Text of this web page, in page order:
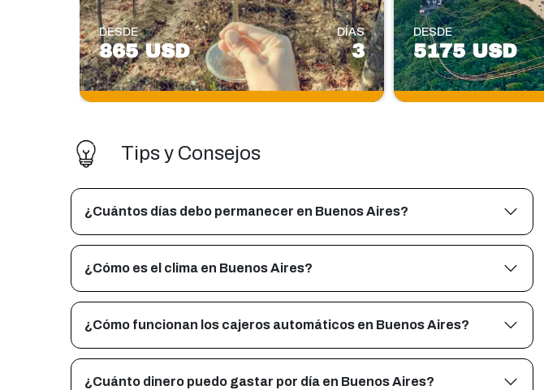
DESDE
865 USD
DÍAS
3
DESDE
5175 USD
Tips y Consejos
¿Cuántos días debo permanecer en Buenos Aires?
¿Cómo es el clima en Buenos Aires?
¿Cómo funcionan los cajeros automáticos en Buenos Aires?
¿Cuánto dinero puedo gastar por día en Buenos Aires?